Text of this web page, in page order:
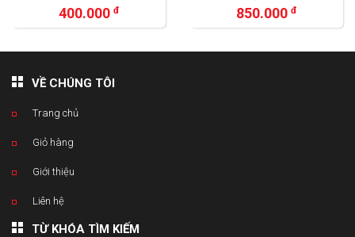
850.000 1.050.000
VỀ CHÚNG TÔI
Trang chủ
Giỏ hàng
Giới thiệu
Liên hệ
TỪ KHÓA TÌM KIẾM